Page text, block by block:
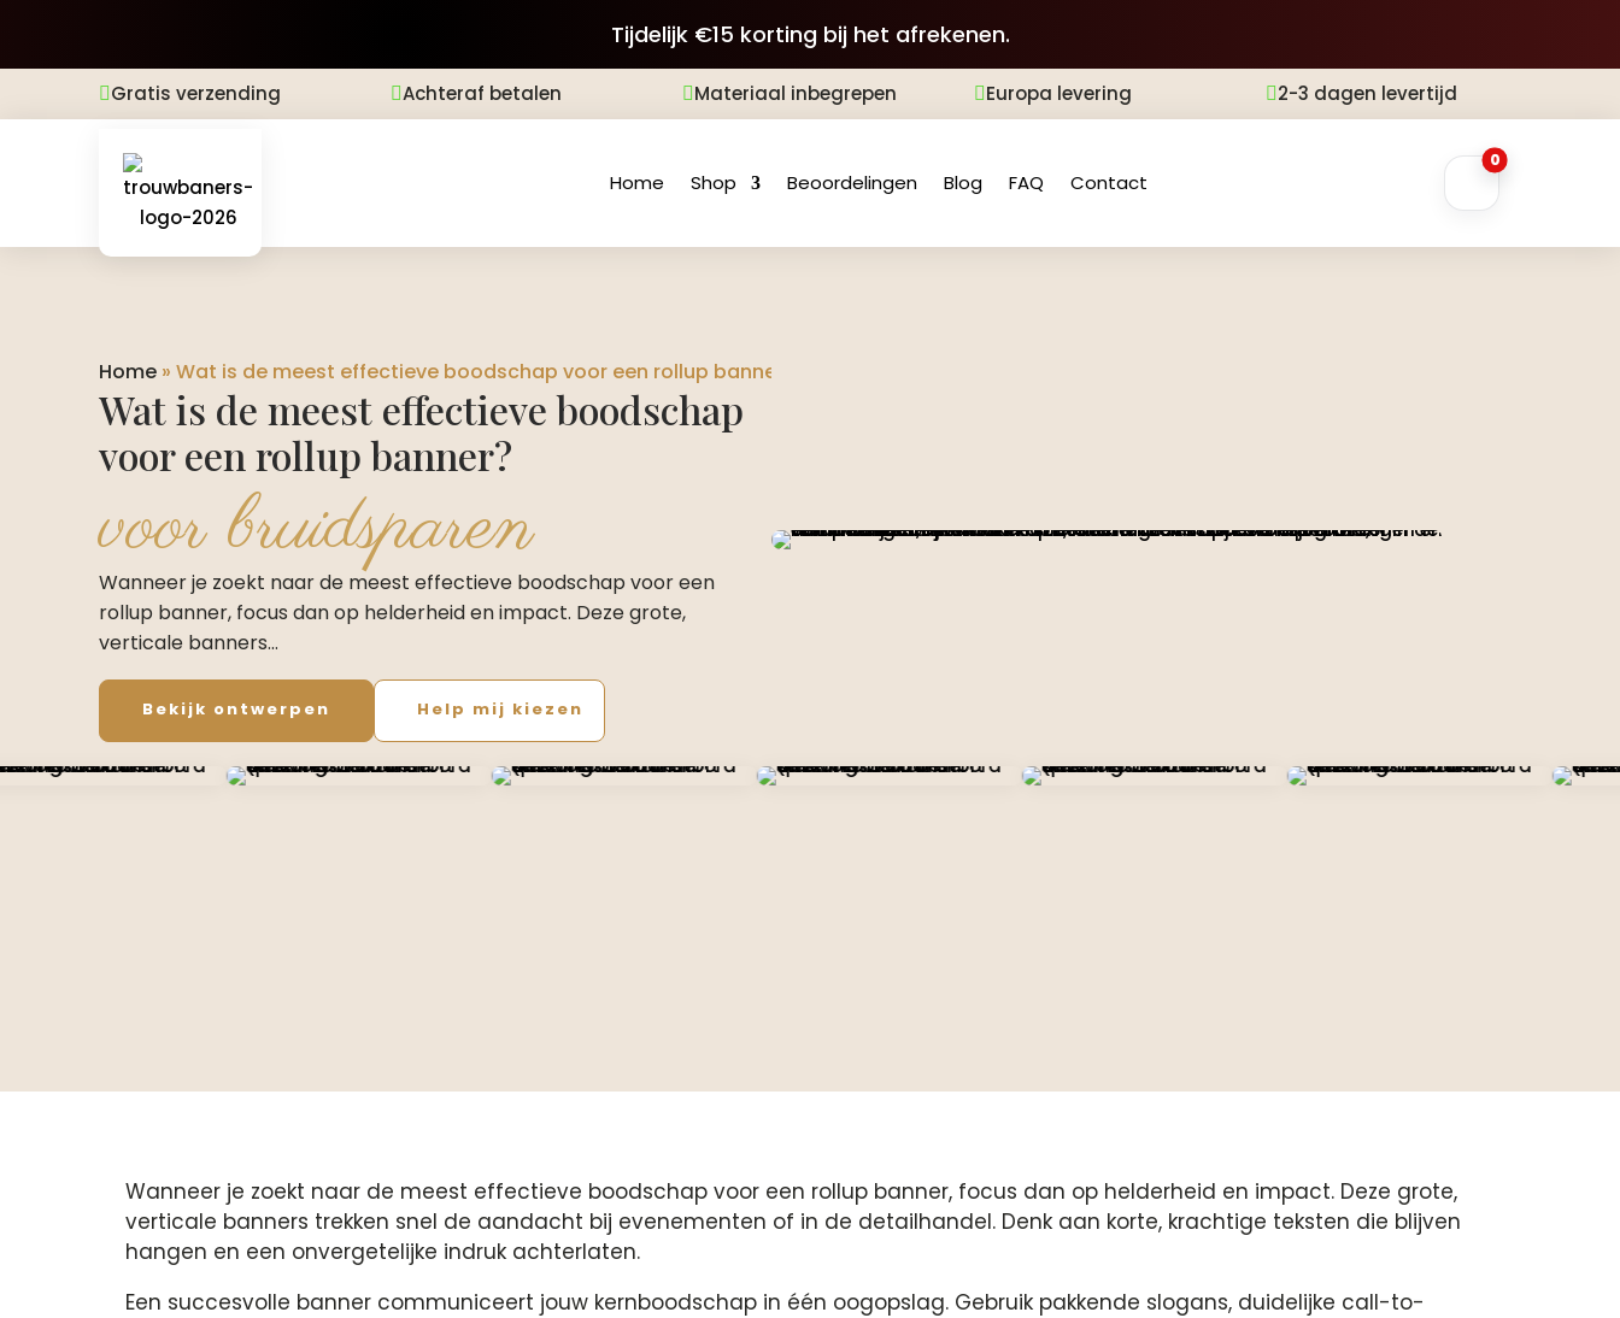
Tijdelijk €15 korting bij het afrekenen.
Gratis verzending Achteraf betalen Materiaal inbegrepen Europa levering 2-3 dagen levertijd
Home Shop Beoordelingen Blog FAQ Contact
0
Home » Wat is de meest effectieve boodschap voor een rollup banner?
Wat is de meest effectieve boodschap
voor een rollup banner?
voor bruidsparen
Wanneer je zoekt naar de meest effectieve boodschap voor een
rollup banner, focus dan op helderheid en impact. Deze grote,
verticale banners…
Bekijk ontwerpen Help mij kiezen
Wanneer je zoekt naar de meest effectieve boodschap voor een rollup banner, focus dan op helderheid en impact. Deze grote,
verticale banners trekken snel de aandacht bij evenementen of in de detailhandel. Denk aan korte, krachtige teksten die blijven
hangen en een onvergetelijke indruk achterlaten.
Een succesvolle banner communiceert jouw kernboodschap in één oogopslag. Gebruik pakkende slogans, duidelijke call-to-